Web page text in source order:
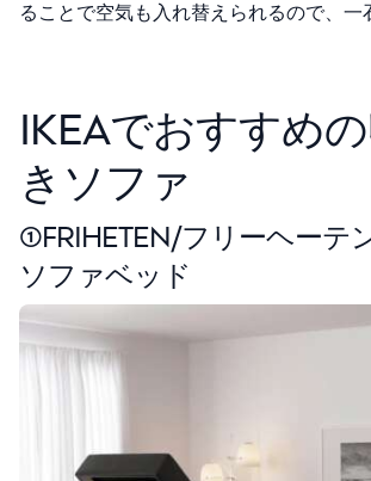
ることで空気も入れ替えられるので、一
IKEAでおすすめ
きソファ
①FRIHETEN/フリーヘーテ
ソファベッド